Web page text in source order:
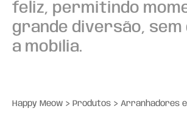
feliz, permitindo
grande diversão,
a mobília.
Happy Meow > Produtos > Arranhadores e